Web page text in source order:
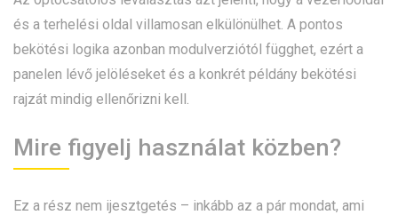
és a terhelési oldal villamosan elkülönülhet. A pontos
bekötési logika azonban modulverziótól függhet, ezért a
panelen lévő jelöléseket és a konkrét példány bekötési
rajzát mindig ellenőrizni kell.
Mire figyelj használat közben?
Ez a rész nem ijesztgetés – inkább az a pár mondat, ami